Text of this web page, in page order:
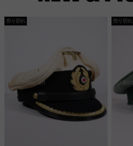
売り切れ 売り切れ